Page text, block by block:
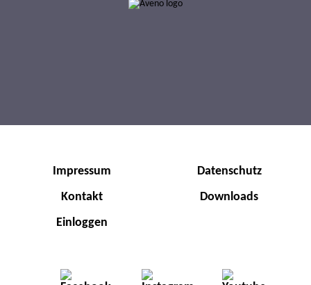
Impressum
Datenschutz
Kontakt
Downloads
Einloggen